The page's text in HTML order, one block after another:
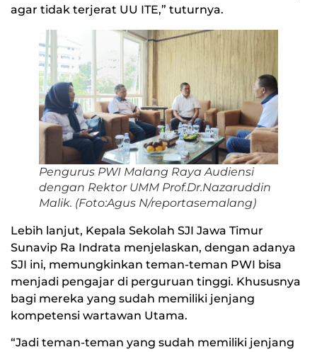
agar tidak terjerat UU ITE,” tuturnya.
Pengurus PWI Malang Raya Audiensi
dengan Rektor UMM Prof.Dr.Nazaruddin
Malik. (Foto:Agus N/reportasemalang)
Lebih lanjut, Kepala Sekolah SJI Jawa Timur
Sunavip Ra Indrata menjelaskan, dengan adanya
SJI ini, memungkinkan teman-teman PWI bisa
menjadi pengajar di perguruan tinggi. Khususnya
bagi mereka yang sudah memiliki jenjang
kompetensi wartawan Utama.
“Jadi teman-teman yang sudah memiliki jenjang